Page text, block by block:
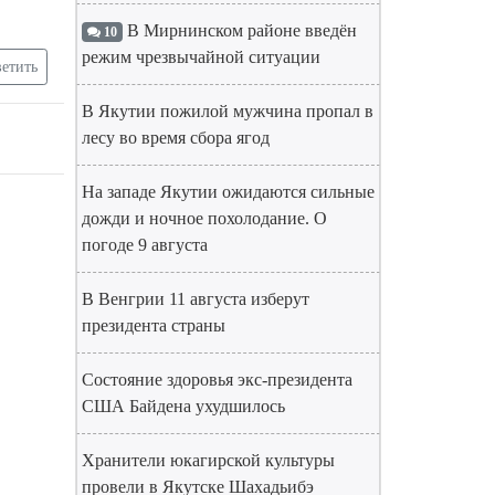
10 В Мирнинском районе введён
режим чрезвычайной ситуации
В Якутии пожилой мужчина пропал в
лесу во время сбора ягод
На западе Якутии ожидаются сильные
дожди и ночное похолодание. О
погоде 9 августа
В Венгрии 11 августа изберут
президента страны
Состояние здоровья экс-президента
США Байдена ухудшилось
Хранители юкагирской культуры
провели в Якутске Шахадьибэ